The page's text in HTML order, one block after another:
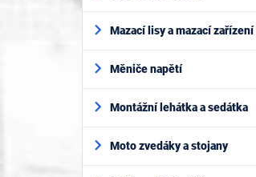
Mazací lisy a mazací zařízení
Měniče napětí
Montážní lehátka a sedátka
Moto zvedáky a stojany